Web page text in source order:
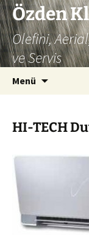
İçeriğe
atlaÖzden
Olefini,
ve Servis
Menü
HI-TECH